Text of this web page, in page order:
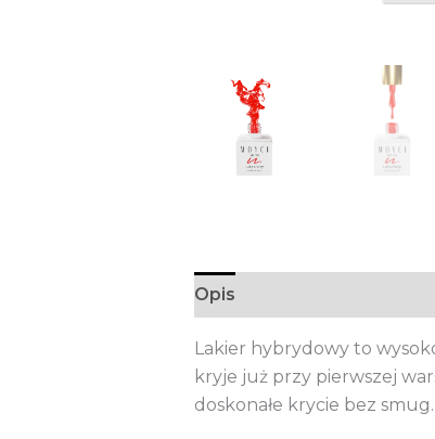
Opis
Lakier hybrydowy to
kryje już przy pierwszej
doskonałe krycie bez